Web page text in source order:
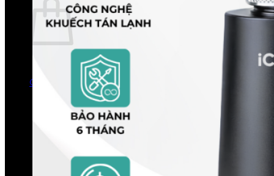
Chưa có sản phẩm trong giỏ hàng.
Quay trở lại cửa hàng